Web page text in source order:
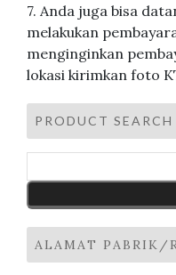
7. Anda juga bisa
melakukan
menginginkan
lokasi kirimkan foto
PRODUCT SEARCH
ALAMAT PABRIK/